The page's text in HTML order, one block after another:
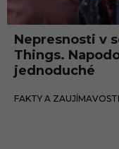
g
o
r
g
o
Nepresnosti v
Things.
jednoduché
FAKTY A ZAUJÍMAVOSTI